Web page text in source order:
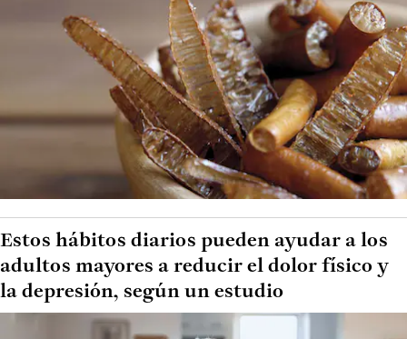
Estos hábitos diarios pueden ayudar a los
adultos mayores a reducir el dolor físico y
la depresión, según un estudio